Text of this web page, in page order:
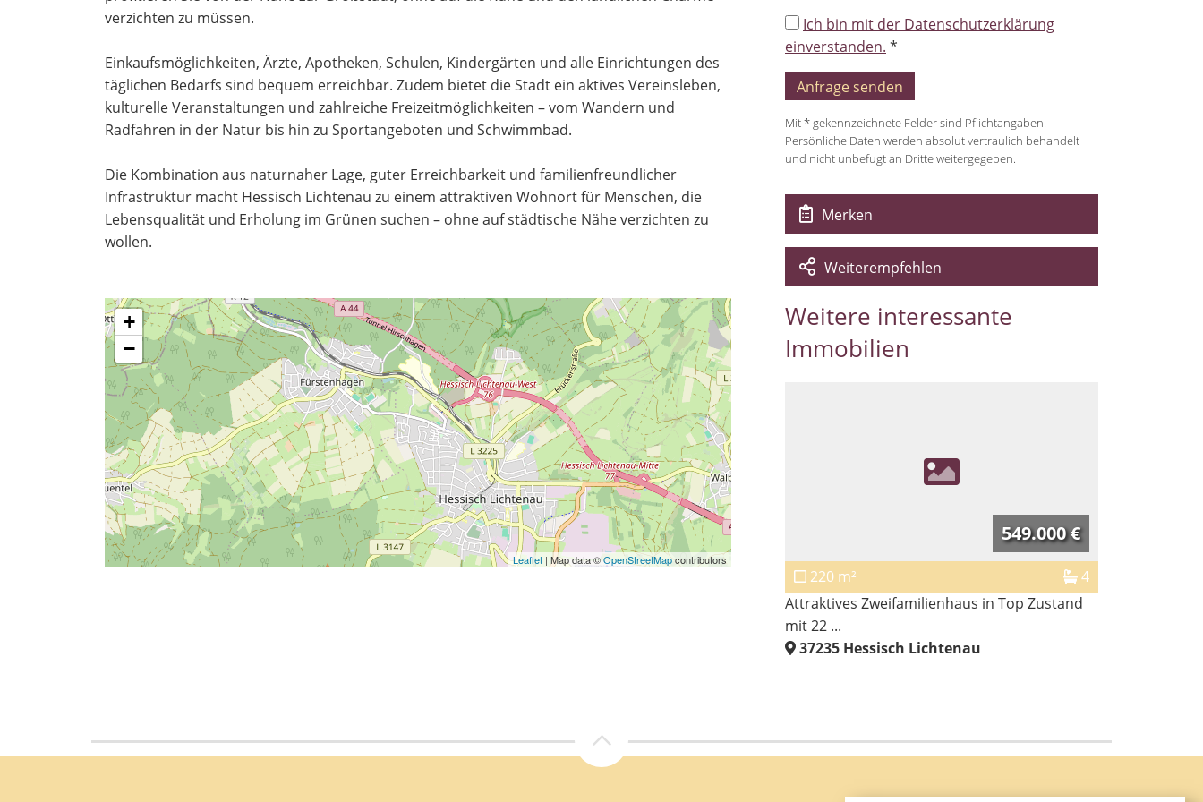
3,57 % inkl. der
gesetzlichen
Kaufpreis.
Währung
€
verzichten zu müssen.
Einkaufsmöglichkeiten, Ärzte, Apotheken, Schulen, Kindergärten und alle Einrichtungen des
täglichen Bedarfs sind bequem erreichbar. Zudem bietet die Stadt ein aktives Vereinsleben,
kulturelle Veranstaltungen und zahlreiche Freizeitmöglichkeiten – vom Wandern und
Radfahren in der Natur bis hin zu Sportangeboten und Schwimmbad.
Die Kombination aus naturnaher Lage, guter Erreichbarkeit und familienfreundlicher
Infrastruktur macht Hessisch Lichtenau zu einem attraktiven Wohnort für Menschen, die
Lebensqualität und Erholung im Grünen suchen – ohne auf städtische Nähe verzichten zu
wollen.
+
−
Leaflet | Map data ©OpenStreetMapcontributors
Ich bin mit der Datenschutzerklärung
einverstanden. *
Mit * gekennzeichnete Felder sind Pflichtangaben.
Persönliche Daten werden absolut vertraulich behandelt
und nicht unbefugt an Dritte weitergegeben.
Merken
Weiterempfehlen
Weitere interessante
Immobilien
299.000 € 549.000 €
220 m²
4
Attraktives Zweifamilienhaus in Top Zustand
mit 22 ...
37235 Hessisch Lichtenau